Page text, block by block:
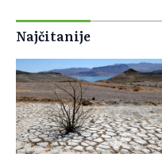
Najčitanije